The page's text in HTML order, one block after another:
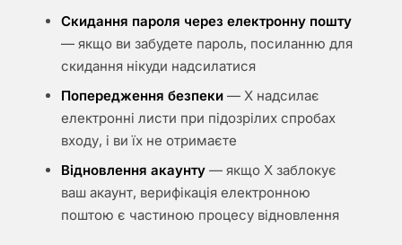
Скидання пароля через електронну пошту
— якщо ви забудете пароль, посиланню для
скидання нікуди надсилатися
Попередження безпеки — X надсилає
електронні листи при підозрілих спробах
входу, і ви їх не отримаєте
Відновлення акаунту — якщо X заблокує
ваш акаунт, верифікація електронною
поштою є частиною процесу відновлення